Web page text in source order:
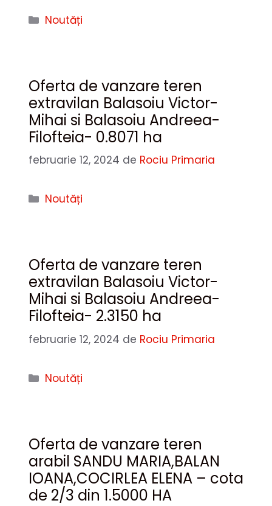
Categorii
Noutăți
Oferta de vanzare teren
extravilan Balasoiu Victor-
Mihai si Balasoiu Andreea-
Filofteia- 0.8071 ha
februarie 12, 2024 de Rociu Primaria
Categorii
Noutăți
Oferta de vanzare teren
extravilan Balasoiu Victor-
Mihai si Balasoiu Andreea-
Filofteia- 2.3150 ha
februarie 12, 2024 de Rociu Primaria
Categorii
Noutăți
Oferta de vanzare teren
arabil SANDU MARIA,BALAN
IOANA,COCIRLEA ELENA – cota
de 2/3 din 1.5000 HA